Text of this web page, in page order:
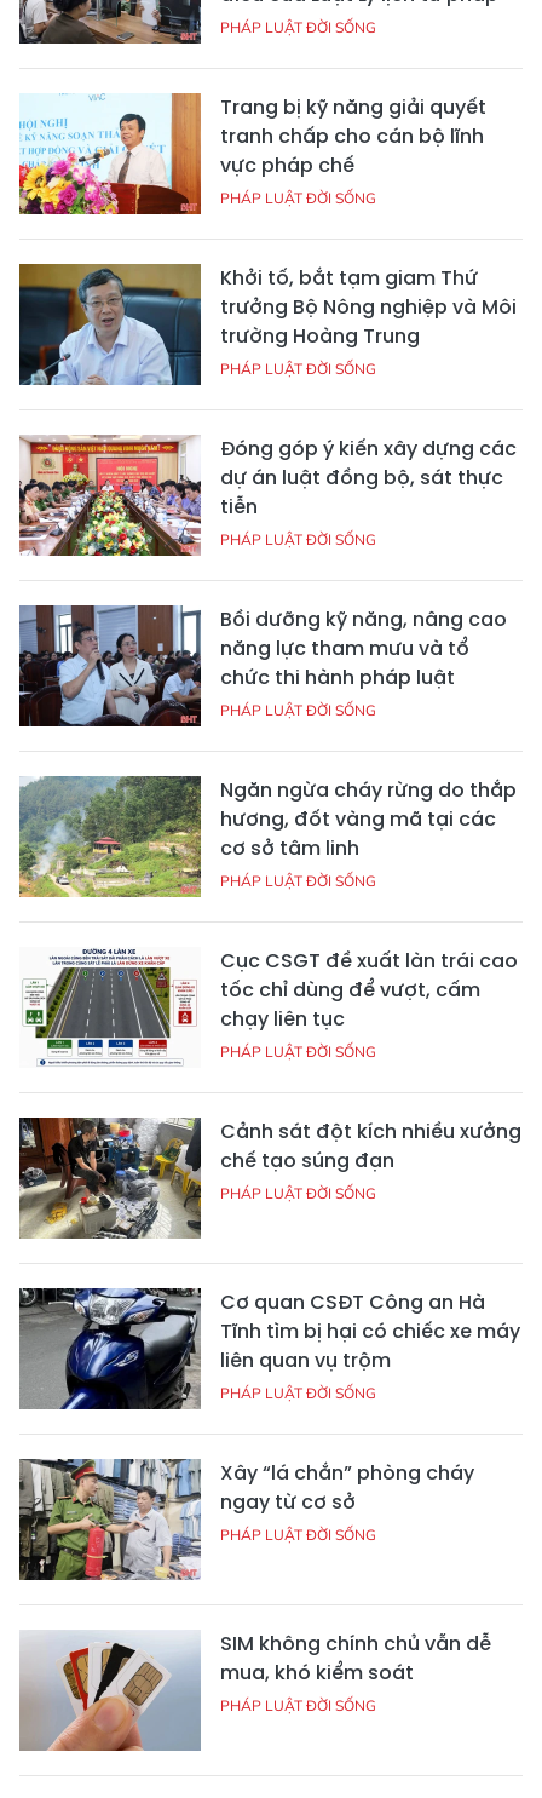
PHÁP LUẬT ĐỜI SỐNG
Trang bị kỹ năng giải quyết
tranh chấp cho cán bộ lĩnh
vực pháp chế
PHÁP LUẬT ĐỜI SỐNG
Khởi tố, bắt tạm giam Thứ
trưởng Bộ Nông nghiệp và Môi
trường Hoàng Trung
PHÁP LUẬT ĐỜI SỐNG
Đóng góp ý kiến xây dựng các
dự án luật đồng bộ, sát thực
tiễn
PHÁP LUẬT ĐỜI SỐNG
Bồi dưỡng kỹ năng, nâng cao
năng lực tham mưu và tổ
chức thi hành pháp luật
PHÁP LUẬT ĐỜI SỐNG
Ngăn ngừa cháy rừng do thắp
hương, đốt vàng mã tại các
cơ sở tâm linh
PHÁP LUẬT ĐỜI SỐNG
Cục CSGT đề xuất làn trái cao
tốc chỉ dùng để vượt, cấm
chạy liên tục
PHÁP LUẬT ĐỜI SỐNG
Cảnh sát đột kích nhiều xưởng
chế tạo súng đạn
PHÁP LUẬT ĐỜI SỐNG
Cơ quan CSĐT Công an Hà
Tĩnh tìm bị hại có chiếc xe máy
liên quan vụ trộm
PHÁP LUẬT ĐỜI SỐNG
Xây “lá chắn” phòng cháy
ngay từ cơ sở
PHÁP LUẬT ĐỜI SỐNG
SIM không chính chủ vẫn dễ
mua, khó kiểm soát
PHÁP LUẬT ĐỜI SỐNG